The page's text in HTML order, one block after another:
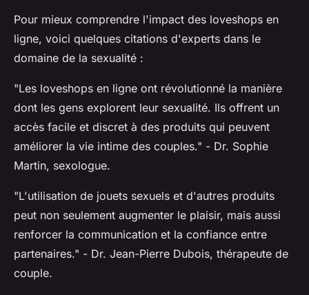
Pour mieux comprendre l'impact des loveshops en
ligne, voici quelques citations d'experts dans le
domaine de la sexualité :
"Les loveshops en ligne ont révolutionné la manière
dont les gens explorent leur sexualité. Ils offrent un
accès facile et discret à des produits qui peuvent
améliorer la vie intime des couples." - Dr. Sophie
Martin, sexologue.
"L'utilisation de jouets sexuels et d'autres produits
peut non seulement augmenter le plaisir, mais aussi
renforcer la communication et la confiance entre
partenaires." - Dr. Jean-Pierre Dubois, thérapeute de
couple.